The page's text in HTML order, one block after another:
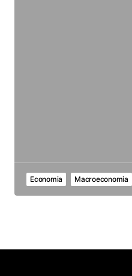
Economia Macroeconomia